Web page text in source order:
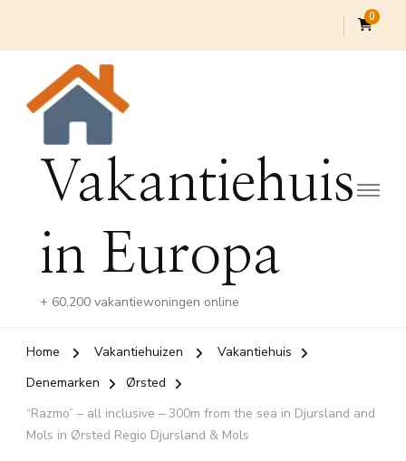
0
Vakantiehuis
in Europa
+ 60,200 vakantiewoningen online
Home Vakantiehuizen
Vakantiehuis
Denemarken
Ørsted
“Razmo” – all inclusive – 300m from the sea in Djursland and
Mols in Ørsted Regio Djursland & Mols